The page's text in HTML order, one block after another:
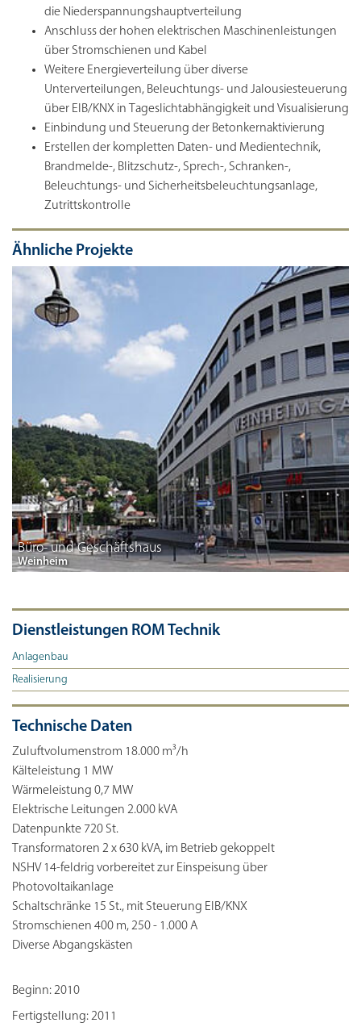
die Niederspannungshauptverteilung
Anschluss der hohen elektrischen Maschinenleistungen
über Stromschienen und Kabel
Weitere Energieverteilung über diverse
Unterverteilungen, Beleuchtungs- und Jalousiesteuerung
über EIB/KNX in Tageslichtabhängigkeit und Visualisierung
Einbindung und Steuerung der Betonkernaktivierung
Erstellen der kompletten Daten- und Medientechnik,
Brandmelde-, Blitzschutz-, Sprech-, Schranken-,
Beleuchtungs- und Sicherheitsbeleuchtungsanlage,
Zutrittskontrolle
Ähnliche Projekte
Büro- und Geschäftshaus
Weinheim
Dienstleistungen ROM Technik
Anlagenbau
Realisierung
Technische Daten
Zuluftvolumenstrom 18.000 m³/h
Kälteleistung 1 MW
Wärmeleistung 0,7 MW
Elektrische Leitungen 2.000 kVA
Datenpunkte 720 St.
Transformatoren 2 x 630 kVA, im Betrieb gekoppelt
NSHV 14-feldrig vorbereitet zur Einspeisung über
Photovoltaikanlage
Schaltschränke 15 St., mit Steuerung EIB/KNX
Stromschienen 400 m, 250 - 1.000 A
Diverse Abgangskästen
Beginn: 2010
Fertigstellung: 2011